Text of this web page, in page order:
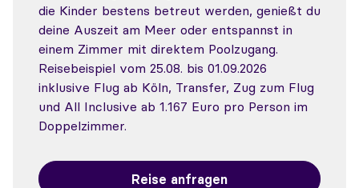
die Kinder bestens betreut werden, genießt du
deine Auszeit am Meer oder entspannst in
einem Zimmer mit direktem Poolzugang.
Reisebeispiel vom 25.08. bis 01.09.2026
inklusive Flug ab Köln, Transfer, Zug zum Flug
und All Inclusive ab 1.167 Euro pro Person im
Doppelzimmer.
Reise anfragen